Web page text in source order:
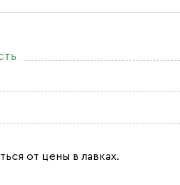
от цены в лавках.